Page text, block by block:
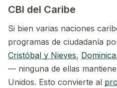
CBI del Caribe
Si bien varias naciones
programas de ciudadanía
Cristóbal y Nieves, Dominica
— ninguna de ellas
Unidos. Esto convierte al